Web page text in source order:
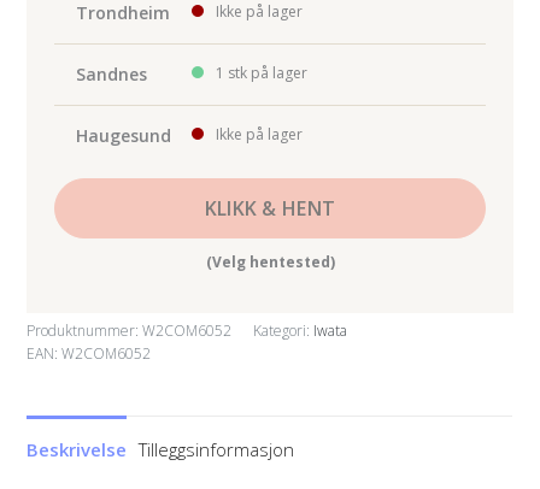
Trondheim Ikke på lager
Sandnes 1 stk på lager
Haugesund Ikke på lager
KLIKK & HENT
(Velg hentested)
Produktnummer:W2COM6052 Kategori: Iwata
EAN: W2COM6052
Beskrivelse Tilleggsinformasjon